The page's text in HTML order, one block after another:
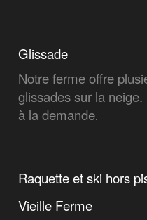
Glissade
Notre ferme offre
glissades sur la
à la demande.
Raquette et ski hors
Vieille Ferme